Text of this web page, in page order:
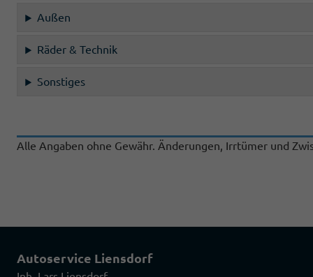
Außen
Räder & Technik
Sonstiges
Alle Angaben ohne Gewähr. Änderungen, Irrtümer und
Autoservice Liensdorf